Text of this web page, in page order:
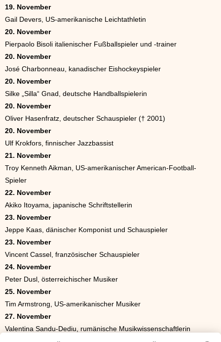
19. November
Gail Devers, US-amerikanische Leichtathletin
20. November
Pierpaolo Bisoli italienischer Fußballspieler und -trainer
20. November
José Charbonneau, kanadischer Eishockeyspieler
20. November
Silke „Silla“ Gnad, deutsche Handballspielerin
20. November
Oliver Hasenfratz, deutscher Schauspieler († 2001)
20. November
Ulf Krokfors, finnischer Jazzbassist
21. November
Troy Kenneth Aikman, US-amerikanischer American-Football-
Spieler
22. November
Akiko Itoyama, japanische Schriftstellerin
23. November
Jeppe Kaas, dänischer Komponist und Schauspieler
23. November
Vincent Cassel, französischer Schauspieler
24. November
Peter Dusl, österreichischer Musiker
25. November
Tim Armstrong, US-amerikanischer Musiker
27. November
Valentina Sandu-Dediu, rumänische Musikwissenschaftlerin